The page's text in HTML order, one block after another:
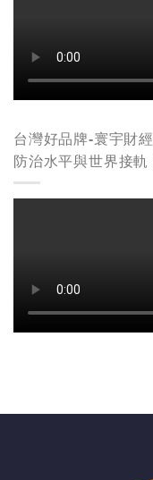
台灣好品牌-寰宇財
防治水平與世界接